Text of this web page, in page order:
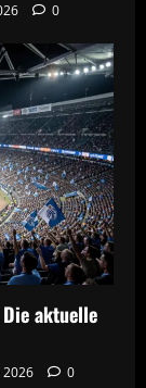
0
aktuelle
2026 0